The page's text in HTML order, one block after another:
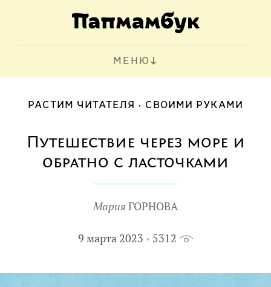
МЕНЮ
РАСТИМ ЧИТАТЕЛЯ СВОИМИ РУКАМИ
Путешествие через море и
обратно с ласточками
Мария ГОРНОВА
9 марта 2023 5312